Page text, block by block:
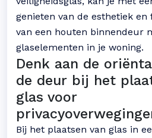
genieten van de esthetiek
van een houten binnendeur
glaselementen in je woning.
Denk aan de
de deur bij het
glas voor
Bij het plaatsen van glas in